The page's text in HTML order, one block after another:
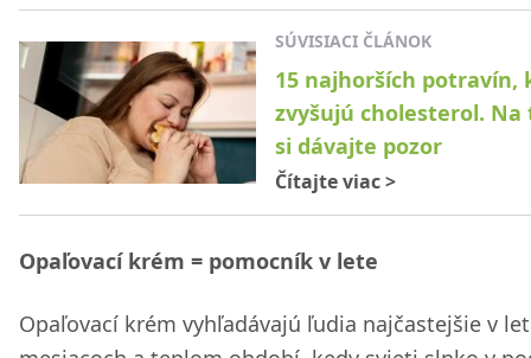
SÚVISIACI ČLÁNOK
15 najhorších potravín,
zvyšujú cholesterol.
si dávajte pozor
Čítajte viac>
Opaľovací krém = pomocník v lete
Opaľovací krém vyhľadávajú ľudia najčastejšie v